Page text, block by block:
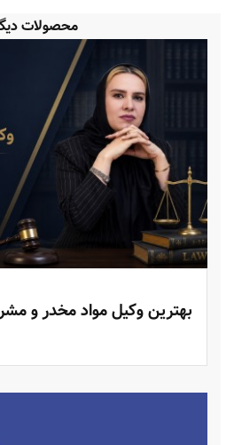
محصولات
بهترین وکیل مواد مخدر و